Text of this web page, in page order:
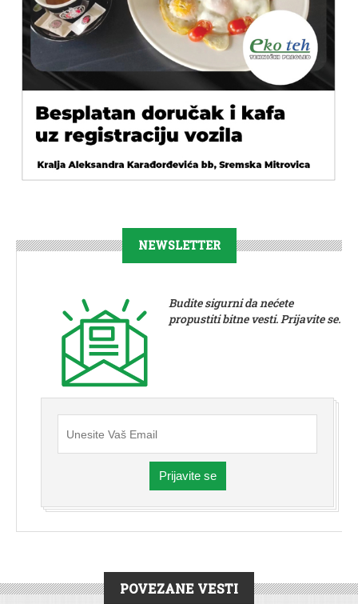
NEWSLETTER
Budite sigurni da nećete
propustiti bitne vesti. Prijavite se.
Prijavite se
POVEZANE VESTI
DRUŠTVO|HRONIKA BEOČIN